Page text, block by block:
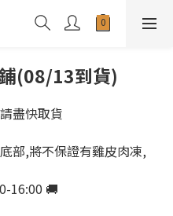
(08/13到貨)
盡快取貨
部,將不保證有雞皮肉凍,
16:00 🚚